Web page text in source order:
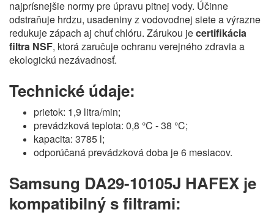
najprísnejšie normy pre úpravu pitnej vody. Účinne
odstraňuje hrdzu, usadeniny z vodovodnej siete a výrazne
redukuje zápach aj chuť chlóru. Zárukou jecertifikácia
filtra NSF, ktorá zaručuje ochranu verejného zdravia a
ekologickú nezávadnosť.
Technické údaje:
prietok: 1,9 litra/min;
prevádzková teplota: 0,8 °C - 38 °C;
kapacita: 3785 l;
odporúčaná prevádzková doba je 6 mesiacov.
Samsung DA29-10105J HAFEX je
kompatibilný s filtrami: